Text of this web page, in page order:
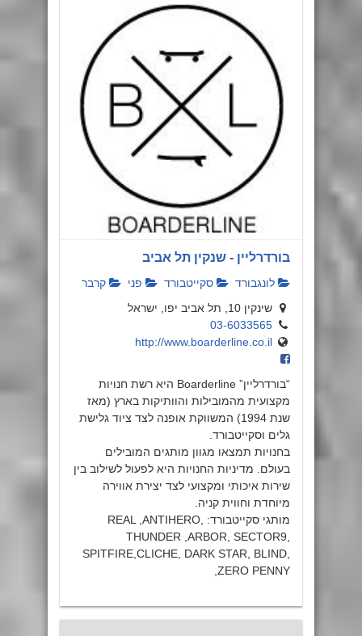
בורדרליין - שנקין תל אביב
לונגבורד סקייטבורד פני
קרבר
שינקין 10, תל אביב יפו, ישראל
03-6033565
http://www.boarderline.co.il
“בורדרליין” Boarderline היא רשת חנויות
מקצועית מהמובילות והוותיקות בארץ (מאז
שנת 1994) המשווקת אופנה לצד ציוד גלישת
גלים וסקייטבורד.
בחנויות תמצאו מגוון מותגים המובילים
בעולם. מדיניות החנויות היא לפעול לשילוב בין
שירות איכותי ומקצועי לצד יצירת אווירה
מיוחדת וחווית קניה.
מותגי סקייטבורד: REAL ,ANTIHERO,
THUNDER ,ARBOR, SECTOR9,
SPITFIRE,CLICHE, DARK STAR, BLIND,
ZERO PENNY,